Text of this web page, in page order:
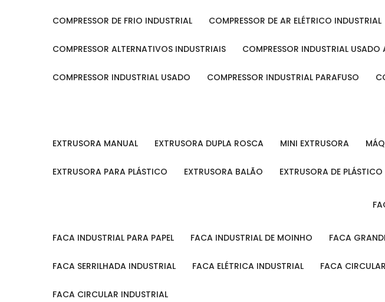
COMPRESSOR DE FRIO INDUSTRIAL COMPRESSOR DE AR ELÉTRICO INDUSTRIAL
COMPRESSOR ALTERNATIVOS INDUSTRIAIS COMPRESSOR INDUSTRIAL
COMPRESSOR INDUSTRIAL USADO COMPRESSOR INDUSTRIAL PARAFUSO
EXTRUSORA MANUAL EXTRUSORA DUPLA ROSCA MINI EXTRUSORA
EXTRUSORA PARA PLÁSTICO EXTRUSORA BALÃO EXTRUSORA DE PLÁSTICO
FACA INDUSTRIAL PARA PAPEL FACA INDUSTRIAL DE MOINHO FACA
FACA SERRILHADA INDUSTRIAL FACA ELÉTRICA INDUSTRIAL FACA
FACA CIRCULAR INDUSTRIAL